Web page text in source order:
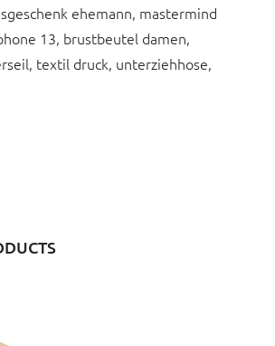
ehemann, mastermind
13, brustbeutel damen,
textil druck, unterziehhose,